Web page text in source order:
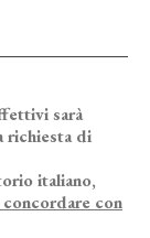
sarà
richiesta di
italiano,
con